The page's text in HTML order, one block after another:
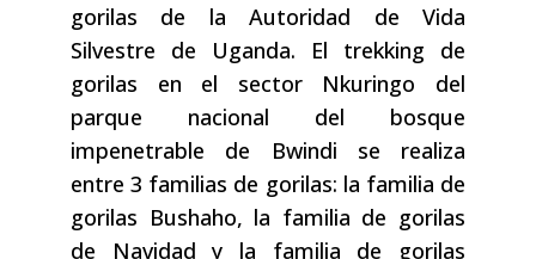
gorilas de la Autoridad de Vida
Silvestre de Uganda. El trekking de
gorilas en el sector Nkuringo del
parque nacional del bosque
impenetrable de Bwindi se realiza
entre 3 familias de gorilas: la familia de
gorilas Bushaho, la familia de gorilas
de Navidad y la familia de gorilas